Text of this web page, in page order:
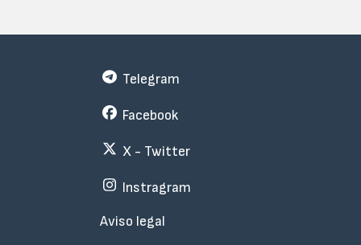
Subfooter
Telegram
Facebook
X - Twitter
Instragram
Aviso legal